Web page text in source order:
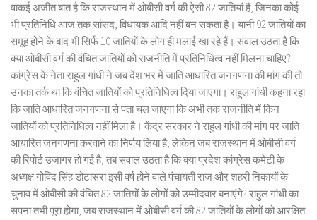
वाकई अजीत बात है कि राजस्थान में ओबीसी वर्ग की ऐसी 82 जातियां हैं, जिनका कोई
भी प्रतिनिधि आज तक सांसद, विधायक आदि नहीं बन सकता है। यानी 92 जातियों का
समूह होने के बाद भी सिर्फ 10 जातियों के लोग ही मलाई खा रहे हैं। सवाल उठता है कि
क्या ओबीसी वर्ग की वंचित जातियों को राजनीति में प्रतिनिधित्व नहीं मिलना चाहिए?
कांग्रेस के नेता राहुल गांधी ने जब देश भर में जाति आधारित जनगणना की मांग की तो
उनका तर्क था कि वंचित जातियों को प्रतिनिधित्व दिया जाएगा। राहुल गांधी कहना रहा
कि जाति आधारित जनगणना से पता चल जाएगा कि अभी तक राजनीति में किन
जातियों को प्रतिनिधित्व नहीं मिला है। केंद्र सरकार ने राहुल गांधी की मांग पर जाति
आधारित जनगणना करवाने का निर्णय लिया है, लेकिन जब राजस्थान में ओबीसी वर्ग
की रिपोर्ट उजागर हो गई है, तब सवाल उठता है कि क्या प्रदेश कांग्रेस कमेटी के
अध्यक्ष गोविंद सिंह डोटासरा इसी वर्ष होने वाले पंचायती राज और शहरी निकायों के
चुनाव में ओबीसी की वंचित 82 जातियों के लोगों को उम्मीदवार बनाएंगे? राहुल गांधी का
सपना तभी पूरा होगा, जब राजस्थान में ओबीसी वर्ग की 82 जातियों के लोगों को आरक्षित